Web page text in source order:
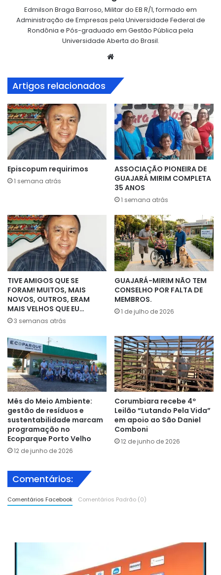
Edmilson Braga Barroso, Militar do EB R/1, formado em
Administração de Empresas pela Universidade Federal de
Rondônia e Pós-graduado em Gestão Pública pela
Universidade Aberta do Brasil.
Artigos relacionados
Episcopum requirimos
1 semana atrás
ASSOCIAÇÃO PIONEIRA DE
GUAJARÁ MIRIM COMPLETA
35 ANOS
1 semana atrás
TIVE AMIGOS QUE SE
FORAM! MUITOS, MAIS
NOVOS, OUTROS, ERAM
MAIS VELHOS QUE EU…
3 semanas atrás
GUAJARÁ-MIRIM NÃO TEM
CONSELHO POR FALTA DE
MEMBROS.
1 de julho de 2026
Mês do Meio Ambiente:
gestão de resíduos e
sustentabilidade marcam
programação no
Ecoparque Porto Velho
12 de junho de 2026
Corumbiara recebe 4º
Leilão “Lutando Pela Vida”
em apoio ao São Daniel
Comboni
12 de junho de 2026
Comentários:
Comentários Facebook Comentários Padrão (0)